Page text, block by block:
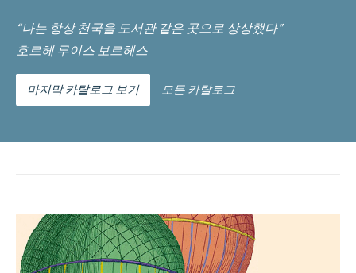
“나는 항상 천국을 도서관 같은 곳으로 상상했다”
호르헤 루이스 보르헤스
마지막 카탈로그 보기 모든 카탈로그